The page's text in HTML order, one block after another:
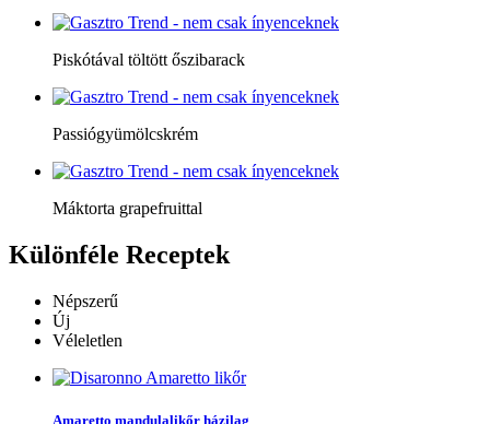
Piskótával töltött őszibarack
Passiógyümölcskrém
Máktorta grapefruittal
Különféle Receptek
Népszerű
Új
Véleletlen
Amaretto mandulalikőr házilag